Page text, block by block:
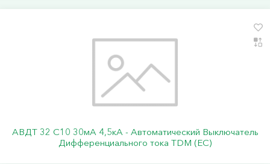
АВДТ 32 C10 30мА 4,5кА - Автоматический Выключатель
Дифференциального тока TDM (ЕС)